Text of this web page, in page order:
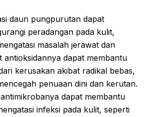
daun pungpurutan dapat
peradangan pada kulit,
masalah jerawat dan
antioksidannya dapat membantu
kerusakan akibat radikal bebas,
penuaan dini dan kerutan.
dapat membantu
infeksi pada kulit, seperti